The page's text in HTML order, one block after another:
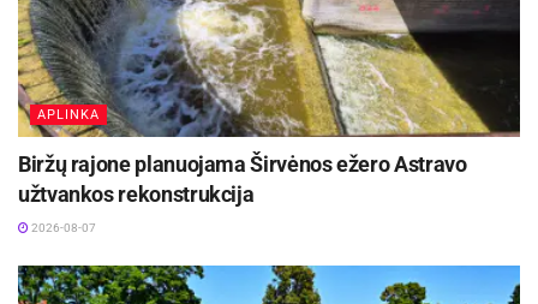
APLINKA
Biržų rajone planuojama Širvėnos ežero Astravo
užtvankos rekonstrukcija
2026-08-07